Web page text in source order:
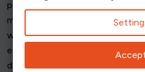
popularitet og omdømme.
med at forstå virkningen af
websitetrafikken. Forholdet
effektiviteten af
da stærke